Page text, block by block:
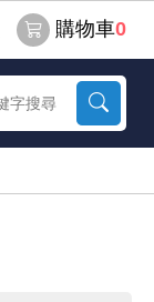
購物車0